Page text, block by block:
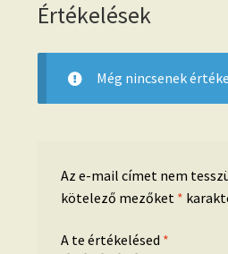
Értékelések
Még nincsenek
Az e-mail címet nem
kötelező mezőket *
A te értékelésed *